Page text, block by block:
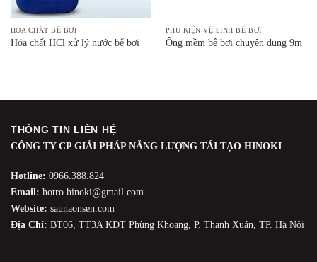
HÓA CHẤT BỂ BƠI
Hóa chất HCl xử lý nước bể bơi
PHỤ KIỆN VỆ SINH BỂ BƠI
Ống mềm bể bơi chuyên dụng 9m
THÔNG TIN LIÊN HỆ
CÔNG TY CP GIẢI PHÁP NĂNG LƯỢNG TÁI TẠO HINOKI
Hotline: 0966.388.824
Email: hotro.hinoki@gmail.com
Website: saunaonsen.com
Địa Chỉ: BT06, TT3A KĐT Phùng Khoang, P. Thanh Xuân, TP. Hà Nội